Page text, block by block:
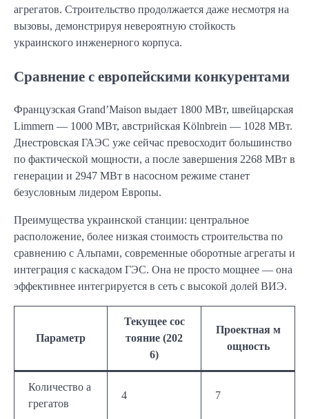
агрегатов. Строительство продолжается даже несмотря на
вызовы, демонстрируя невероятную стойкость
украинского инженерного корпуса.
Сравнение с европейскими конкурентами
Французская Grand’Maison выдает 1800 МВт, швейцарская
Limmern — 1000 МВт, австрийская Kölnbrein — 1028 МВт.
Днестровская ГАЭС уже сейчас превосходит большинство
по фактической мощности, а после завершения 2268 МВт в
генерации и 2947 МВт в насосном режиме станет
безусловным лидером Европы.
Преимущества украинской станции: центральное
расположение, более низкая стоимость строительства по
сравнению с Альпами, современные оборотные агрегаты и
интеграция с каскадом ГЭС. Она не просто мощнее — она
эффективнее интегрируется в сеть с высокой долей ВИЭ.
Параметр
Текущее сос
тояние (202
6)
Проектная м
ощность
Количество а
грегатов
4 7